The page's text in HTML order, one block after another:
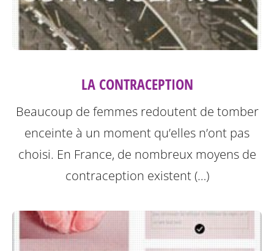
LA CONTRACEPTION
Beaucoup de femmes redoutent de tomber
enceinte à un moment qu’elles n’ont pas
choisi. En France, de nombreux moyens de
contraception existent (…)